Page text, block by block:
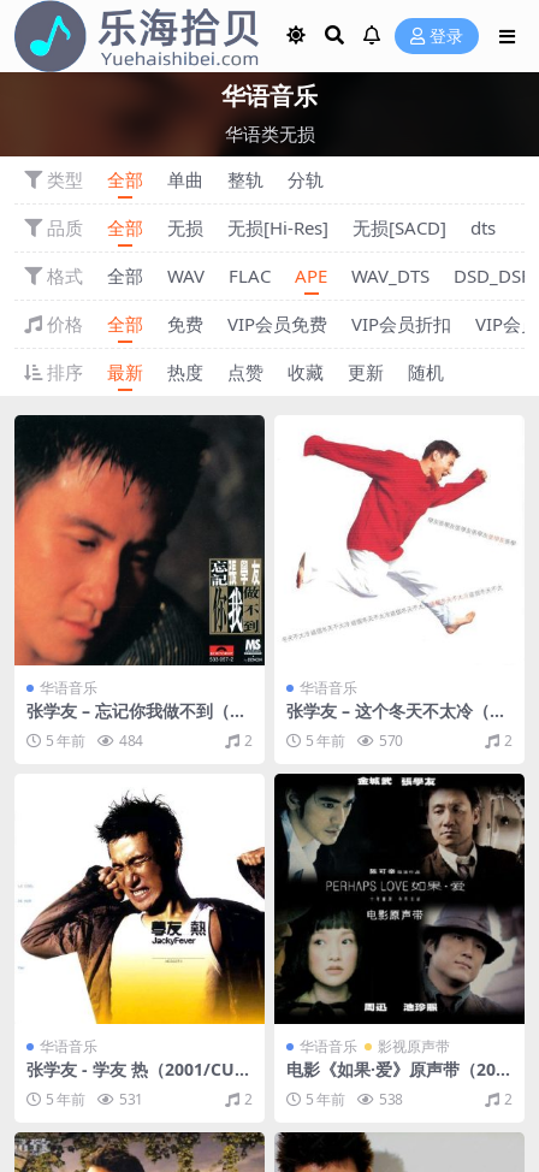
登录
华语音乐
华语类无损
类型
全部 单曲 整轨
分轨
品质
全部 无损 无损[Hi-Res] 无损[SACD]
dts
格式
全部 WAV FLAC APE WAV_DTS
价格
全部 免费 VIP会员免费 VIP会员折扣
VIP会
排序
最新 热度 点赞 收藏 更新 随机
华语音乐
张学友 – 忘记你我做不到（19
96/CUE+APE/整轨/286M）
5 年前 484 2
华语音乐
张学友 – 这个冬天不太冷（19
94/CUE+APE/整轨/275M）
5 年前 570 2
华语音乐
张学友 - 学友 热（2001/CUE
+APE/整轨/283M）
5 年前 531 2
华语音乐 影视原声带
电影《如果·爱》原声带（200
5/CUE+APE/整轨/172M）
5 年前 538 2